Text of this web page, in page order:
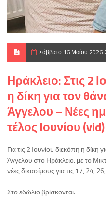
Σάββατο 16 Μαΐου 2026
Ηράκλειο: Στις 2
η δίκη για τον
Άγγελου – Νέες
τέλος Ιουνίου (vid)
Για τις 2 Ιουνίου διεκόπη η
Άγγελου στο Ηράκλειο, με το
νέες δικασίμους για τις 17, 24,
Στο εδώλιο βρίσκονται: